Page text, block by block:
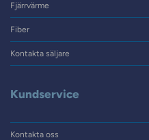
Fjärrvärme
Fiber
Kontakta säljare
Kundservice
Kontakta oss